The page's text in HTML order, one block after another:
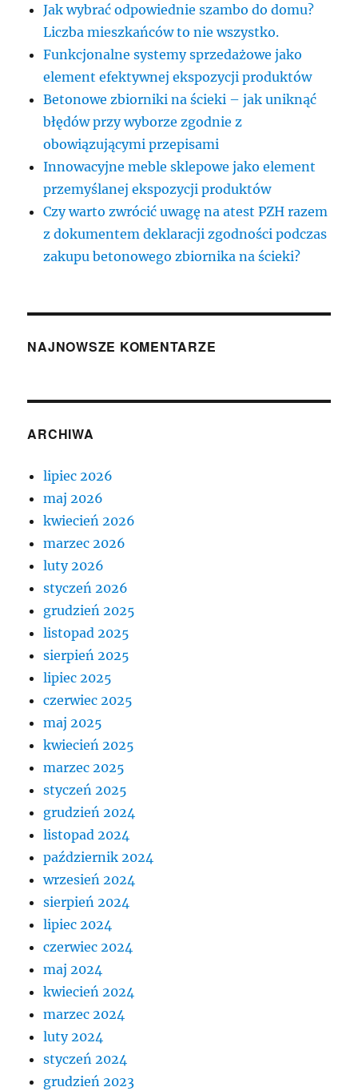
Jak wybrać odpowiednie szambo do domu?
Liczba mieszkańców to nie wszystko.
Funkcjonalne systemy sprzedażowe jako
element efektywnej ekspozycji produktów
Betonowe zbiorniki na ścieki – jak uniknąć
błędów przy wyborze zgodnie z
obowiązującymi przepisami
Innowacyjne meble sklepowe jako element
przemyślanej ekspozycji produktów
Czy warto zwrócić uwagę na atest PZH razem
z dokumentem deklaracji zgodności podczas
zakupu betonowego zbiornika na ścieki?
NAJNOWSZE KOMENTARZE
ARCHIWA
lipiec 2026
maj 2026
kwiecień 2026
marzec 2026
luty 2026
styczeń 2026
grudzień 2025
listopad 2025
sierpień 2025
lipiec 2025
czerwiec 2025
maj 2025
kwiecień 2025
marzec 2025
styczeń 2025
grudzień 2024
listopad 2024
październik 2024
wrzesień 2024
sierpień 2024
lipiec 2024
czerwiec 2024
maj 2024
kwiecień 2024
marzec 2024
luty 2024
styczeń 2024
grudzień 2023